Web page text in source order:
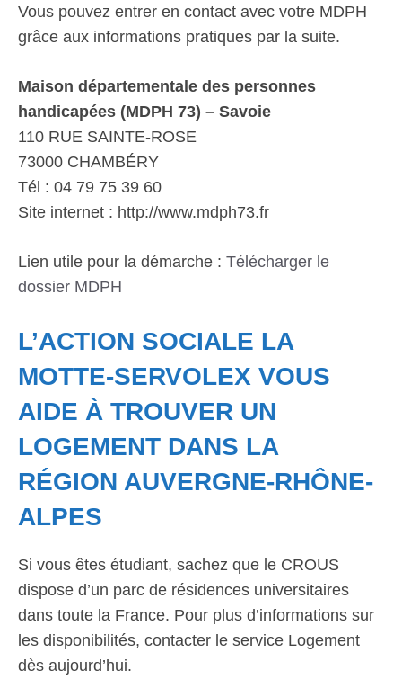
Vous pouvez entrer en contact avec votre MDPH
grâce aux informations pratiques par la suite.
Maison départementale des personnes
handicapées (MDPH 73) – Savoie
110 RUE SAINTE-ROSE
73000 CHAMBÉRY
Tél : 04 79 75 39 60
Site internet : http://www.mdph73.fr
Lien utile pour la démarche : Télécharger le
dossier MDPH
L’ACTION SOCIALE LA
MOTTE-SERVOLEX VOUS
AIDE À TROUVER UN
LOGEMENT DANS LA
RÉGION AUVERGNE-RHÔNE-
ALPES
Si vous êtes étudiant, sachez que le CROUS
dispose d’un parc de résidences universitaires
dans toute la France. Pour plus d’informations sur
les disponibilités, contacter le service Logement
dès aujourd’hui.